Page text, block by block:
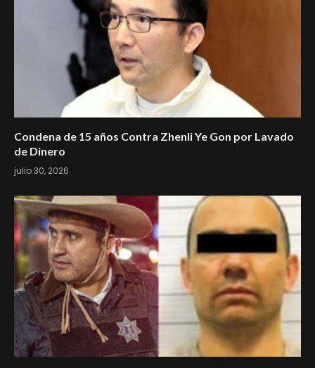
Condena de 15 años Contra Zhenli Ye Gon por Lavado
de Dinero
julio 30, 2026